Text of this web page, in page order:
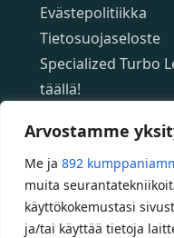
Arvostamme
Me ja 892
muita
käyttökokemustasi
ja/tai käyttää tietoja
Evästepolitiikka
Tietosuojaseloste
Specialized Turbo
täällä!
Specializedin
Custom
Fatbikellä helppoa
maastossa